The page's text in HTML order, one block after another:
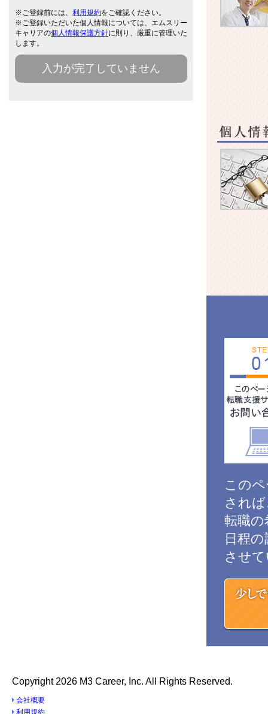
人情報は
この
され
転職の
日程
させ
※ご登録前には、 利用規約をご確認ください。
※ご登録いただいた個人情報については、エムスリー
キャリアの個人情報保護方針に則り、厳重に管理いた
します。
入力が完了していません
Copyright 2026 M3 Career, Inc. All Rights Reserved.
会社概要
利用規約